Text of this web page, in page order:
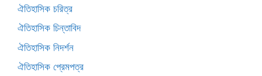
ঐতিহাসিক চরিত্র
ঐতিহাসিক চিন্তাবিদ
ঐতিহাসিক নিদর্শন
ঐতিহাসিক প্রেমপত্র